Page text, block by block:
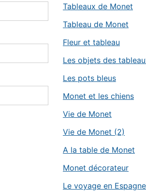
Tableaux de Monet
Tableau de Monet
Fleur et tableau
Les objets des
Les pots bleus
Monet et les chiens
Vie de Monet
Vie de Monet (2)
A la table de Monet
Monet décorateur
Le voyage en